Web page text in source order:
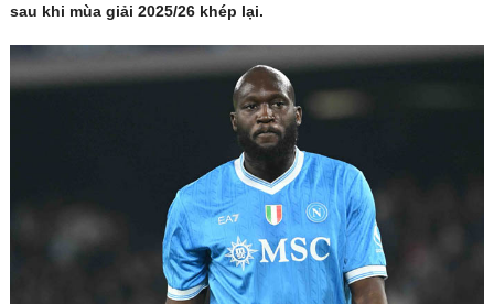
sau khi mùa giải 2025/26 khép lại.